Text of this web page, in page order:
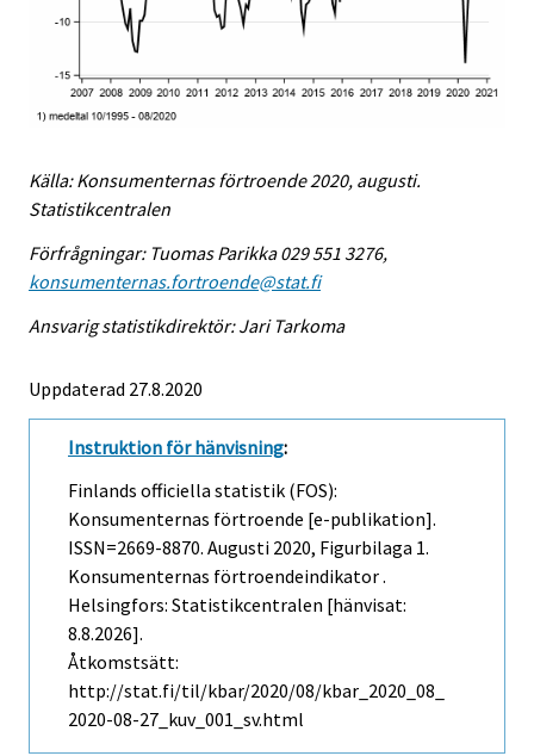
Källa: Konsumenternas förtroende 2020, augusti.
Statistikcentralen
Förfrågningar: Tuomas Parikka 029 551 3276,
konsumenternas.fortroende@stat.fi
Ansvarig statistikdirektör: Jari Tarkoma
Uppdaterad 27.8.2020
Instruktion för hänvisning:
Finlands officiella statistik (FOS):
Konsumenternas förtroende [e-publikation].
ISSN=2669-8870. Augusti 2020, Figurbilaga 1.
Konsumenternas förtroendeindikator .
Helsingfors: Statistikcentralen [hänvisat:
8.8.2026].
Åtkomstsätt:
http://stat.fi/til/kbar/2020/08/kbar_2020_08_
2020-08-27_kuv_001_sv.html